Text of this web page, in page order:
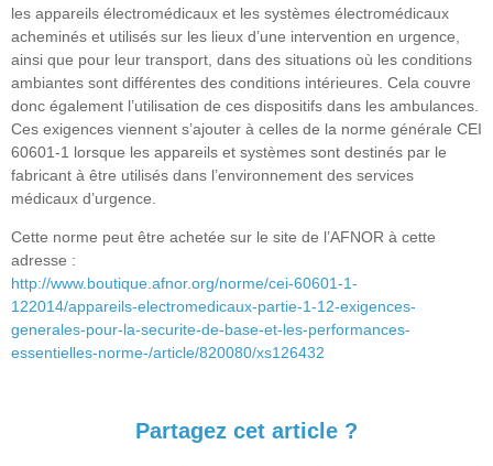
les appareils électromédicaux et les systèmes électromédicaux
acheminés et utilisés sur les lieux d’une intervention en urgence,
ainsi que pour leur transport, dans des situations où les conditions
ambiantes sont différentes des conditions intérieures. Cela couvre
donc également l’utilisation de ces dispositifs dans les ambulances.
Ces exigences viennent s’ajouter à celles de la norme générale CEI
60601-1 lorsque les appareils et systèmes sont destinés par le
fabricant à être utilisés dans l’environnement des services
médicaux d’urgence.
Cette norme peut être achetée sur le site de l’AFNOR à cette
adresse :
http://www.boutique.afnor.org/norme/cei-60601-1-
122014/appareils-electromedicaux-partie-1-12-exigences-
generales-pour-la-securite-de-base-et-les-performances-
essentielles-norme-/article/820080/xs126432
Partagez cet article ?